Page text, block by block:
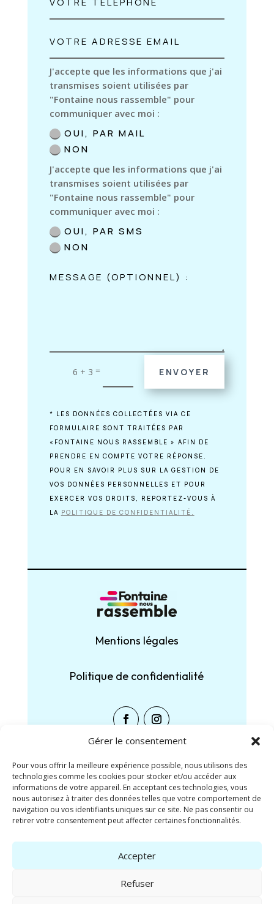
Gérer le consentement
Pour vous offrir la meilleure expérience possible, nous utilisons des
technologies comme les cookies pour stocker et/ou accéder aux
informations de votre appareil. En acceptant ces technologies, vous
nous autorisez à traiter des données telles que votre comportement de
navigation ou vos identifiants uniques sur ce site. Ne pas consentir ou
retirer votre consentement peut affecter certaines fonctionnalités.
Accepter
Refuser
J'accepte que les informations que j'ai
transmises soient utilisées par
"Fontaine nous rassemble" pour
communiquer avec moi :
OUI, PAR MAIL
NON
J'accepte que les informations que j'ai
transmises soient utilisées par
"Fontaine nous rassemble" pour
communiquer avec moi :
OUI, PAR SMS
NON
6 + 3 = ENVOYER
* LES DONNÉES COLLECTÉES VIA CE
FORMULAIRE SONT TRAITÉES PAR
«FONTAINE NOUS RASSEMBLE » AFIN DE
PRENDRE EN COMPTE VOTRE RÉPONSE.
POUR EN SAVOIR PLUS SUR LA GESTION DE
VOS DONNÉES PERSONNELLES ET POUR
EXERCER VOS DROITS, REPORTEZ-VOUS À
LA POLITIQUE DE CONFIDENTIALITÉ.
Mentions légales
Politique de confidentialité
Partager :
Facebook X